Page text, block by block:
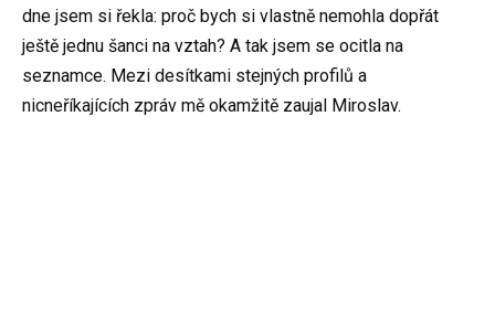
dne jsem si řekla: proč bych si vlastně nemohla dopřát
ještě jednu šanci na vztah? A tak jsem se ocitla na
seznamce. Mezi desítkami stejných profilů a
nicneříkajících zpráv mě okamžitě zaujal Miroslav.